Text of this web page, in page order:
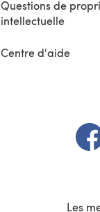
Questions de
intellectuelle
Centre d'aide
Les